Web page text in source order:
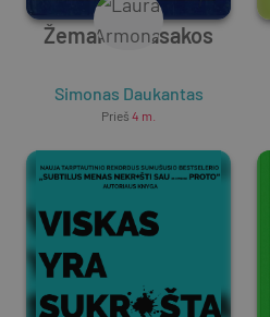
Žemaičių pasakos
Simonas Daukantas
Prieš 4 m.